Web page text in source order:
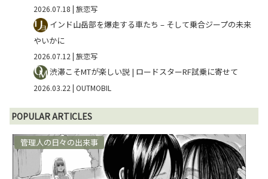
2026.07.18 | 旅恋写
インド山岳部を爆走する車たち – そして乗合ジープの未来
やいかに
2026.07.12 | 旅恋写
渋滞こそMTが楽しい説 | ロードスターRF試乗に寄せて
2026.03.22 | OUTMOBIL
POPULAR ARTICLES
管理人の日々の出来事